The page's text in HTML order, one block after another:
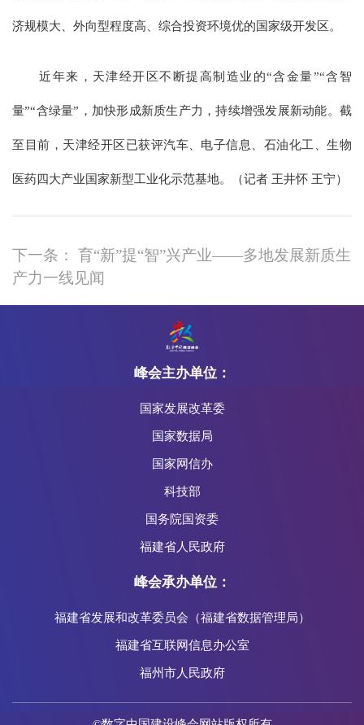
济规模大、外向型程度高、综合投资环境优的国家级开发区。
近年来，天津经开区不断提高制造业的“含金量”“含智
量”“含绿量”，加快形成新质生产力，持续增强发展新动能。截
至目前，天津经开区已获评汽车、电子信息、石油化工、生物
医药四大产业国家新型工业化示范基地。（记者 王井怀 王宁）
下一条： 育“新”提“智”兴产业——多地发展新质生
产力一线见闻
峰会主办单位：
国家发展改革委
国家数据局
国家网信办
科技部
国务院国资委
福建省人民政府
峰会承办单位：
福建省发展和改革委员会（福建省数据管理局）
福建省互联网信息办公室
福州市人民政府